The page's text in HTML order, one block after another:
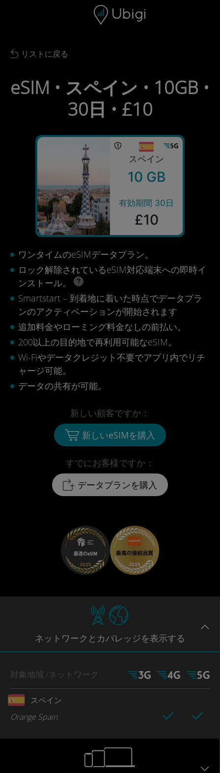
ナビゲーションバー フッター
Back to list
リストに戻る
eSIM • スペイン • 10GB •
30日 • £10
スペイン
10 GB
有効期間 30日
£10
ワンタイムのeSIMデータプラン。
ロック解除されているeSIM対応端末への即時イ
ンストール。
Smartstart – 到着地に着いた時点でデータプラ
ンのアクティベーションが開始されます
追加料金やローミング料金なしの前払い。
200以上の目的地で再利用可能なeSIM。
Wi-Fiやデータクレジット不要でアプリ内でリチ
ャージ可能。
データの共有が可能。
すでにお客様ですか：
データプランを購入
新しい顧客ですか：
新しいeSIMを購入
ネットワークとカバレッジを表示する
対象地域 /ネットワーク
スペイン
Orange Spain